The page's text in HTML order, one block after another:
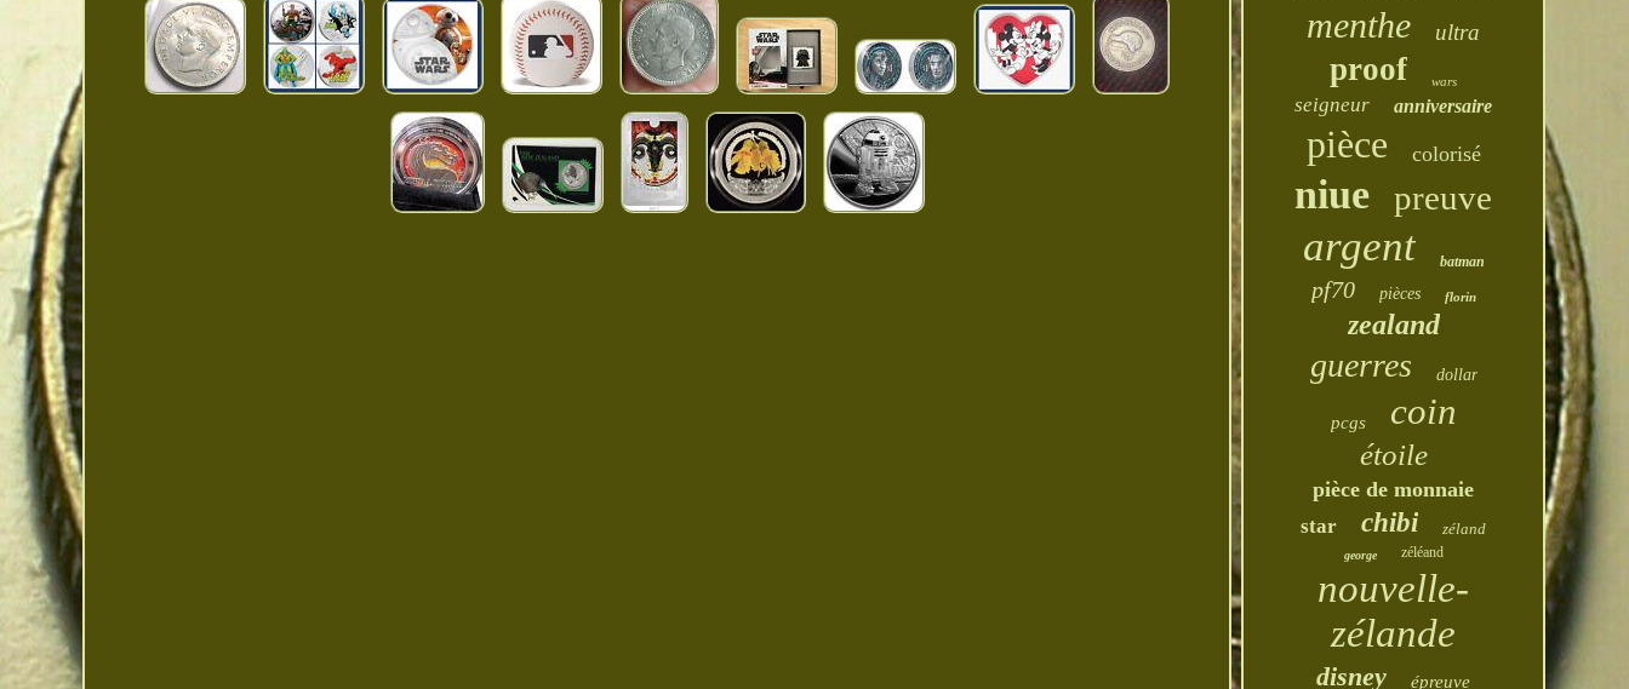
menthe ultra
proof wars
seigneur anniversaire
pièce colorisé
niue preuve
argent batman
pf70 pièces florin
zealand
guerres dollar
pcgs coin
étoile
pièce de monnaie
star chibi zéland
george zéléand
nouvelle-
zélande
disney épreuve